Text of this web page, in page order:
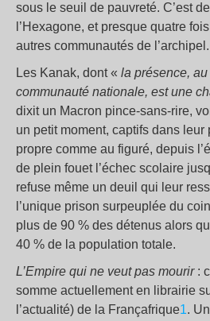
sous le seuil de pauvreté. C’est
l’Hexagone, et presque quatre
autres communautés de l’archipel.
Les Kanak, dont « la présence,
communauté nationale, est une
dixit un Macron pince-sans-rire,
un petit moment, captifs dans leur
propre comme au figuré, depuis
de plein fouet l’échec scolaire
refuse même un deuil qui leur
l’unique prison surpeuplée du
plus de 90 % des détenus alors
40 % de la population totale.
L’Empire qui ne veut pas mourir:
somme actuellement en librairie
l’actualité) de la Françafrique1.